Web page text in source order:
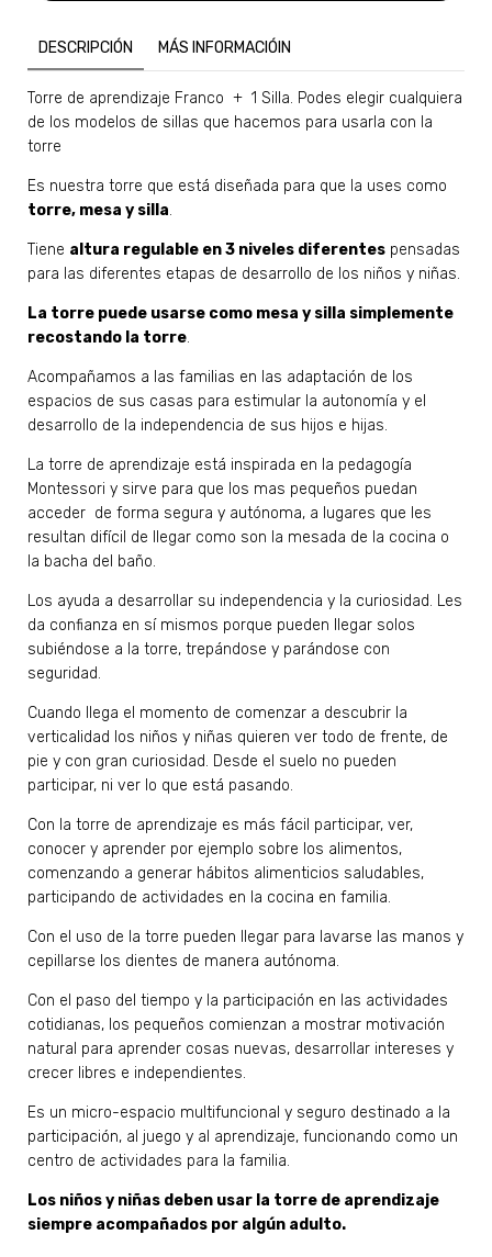
DESCRIPCIÓN MÁS INFORMACIÓIN
Torre de aprendizaje Franco + 1 Silla. Podes elegir cualquiera
de los modelos de sillas que hacemos para usarla con la
torre
Es nuestra torre que está diseñada para que la uses como
torre, mesa y silla.
Tiene altura regulable en 3 niveles diferentes pensadas
para las diferentes etapas de desarrollo de los niños y niñas.
La torre puede usarse como mesa y silla simplemente
recostando la torre.
Acompañamos a las familias en las adaptación de los
espacios de sus casas para estimular la autonomía y el
desarrollo de la independencia de sus hijos e hijas.
La torre de aprendizaje está inspirada en la pedagogía
Montessori y sirve para que los mas pequeños puedan
acceder de forma segura y autónoma, a lugares que les
resultan difícil de llegar como son la mesada de la cocina o
la bacha del baño.
Los ayuda a desarrollar su independencia y la curiosidad. Les
da confianza en sí mismos porque pueden llegar solos
subiéndose a la torre, trepándose y parándose con
seguridad.
Cuando llega el momento de comenzar a descubrir la
verticalidad los niños y niñas quieren ver todo de frente, de
pie y con gran curiosidad. Desde el suelo no pueden
participar, ni ver lo que está pasando.
Con la torre de aprendizaje es más fácil participar, ver,
conocer y aprender por ejemplo sobre los alimentos,
comenzando a generar hábitos alimenticios saludables,
participando de actividades en la cocina en familia.
Con el uso de la torre pueden llegar para lavarse las manos y
cepillarse los dientes de manera autónoma.
Con el paso del tiempo y la participación en las actividades
cotidianas, los pequeños comienzan a mostrar motivación
natural para aprender cosas nuevas, desarrollar intereses y
crecer libres e independientes.
Es un micro-espacio multifuncional y seguro destinado a la
participación, al juego y al aprendizaje, funcionando como un
centro de actividades para la familia.
Los niños y niñas deben usar la torre de aprendizaje
siempre acompañados por algún adulto.